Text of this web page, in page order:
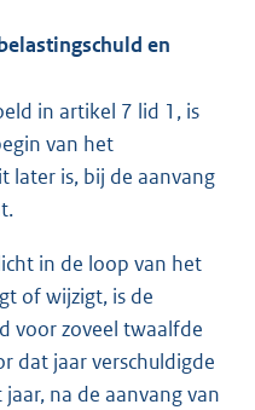
en
in artikel 7 lid 1, is
van het
later is, bij de aanvang
in de loop van het
of wijzigt, is de
voor zoveel twaalfde
dat jaar verschuldigde
na de aanvang van